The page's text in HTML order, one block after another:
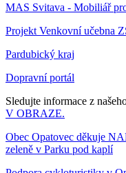
MAS Svitava - Mobiliář
Projekt Venkovní učebna
Pardubický kraj
Dopravní portál
Sledujte informace z
V OBRAZE.
Obec Opatovec děkuje
zeleně v Parku pod kaplí